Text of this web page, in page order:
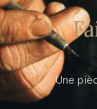
Une